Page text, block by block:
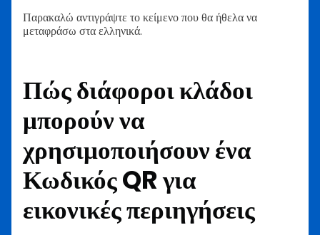
Παρακαλώ αντιγράψτε το κείμενο που θα ήθελα να
μεταφράσω στα ελληνικά.
Πώς διάφοροι κλάδοι
μπορούν να
χρησιμοποιήσουν ένα
Κωδικός QR για
εικονικές περιηγήσεις